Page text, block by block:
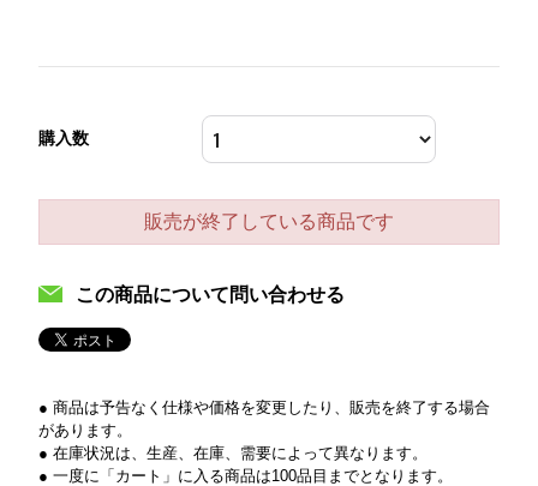
購入数
販売が終了している商品です
この商品について問い合わせる
● 商品は予告なく仕様や価格を変更したり、販売を終了する場合
があります。
● 在庫状況は、生産、在庫、需要によって異なります。
● 一度に「カート」に入る商品は100品目までとなります。